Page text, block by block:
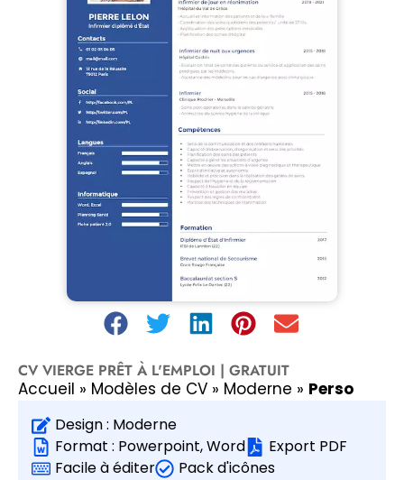
CV VIERGE PRÊT À L'EMPLOI | GRATUIT
Accueil » Modèles de CV » Moderne » Perso
Design : Moderne
Format : Powerpoint,Word
Export PDF
Facile à éditer
Pack d'icônes